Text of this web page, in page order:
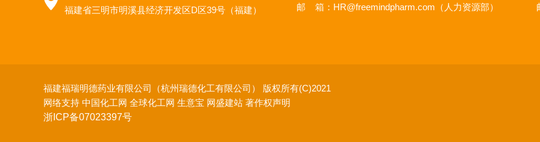
福建省三明市明溪县经济开发区D区39号（福建）
邮 箱： HR@freemindpharm.com （人力资源部）
福建福瑞明德药业有限公司（杭州瑞德化工有限公司） 版权所有(C)2021
网络支持 中国化工网 全球化工网 生意宝 网盛建站 著作权声明
浙ICP备07023397号